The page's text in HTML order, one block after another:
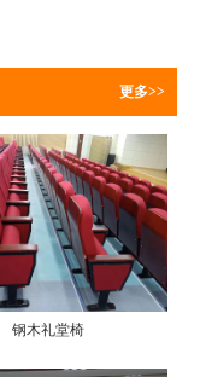
更多>>
钢木礼堂椅